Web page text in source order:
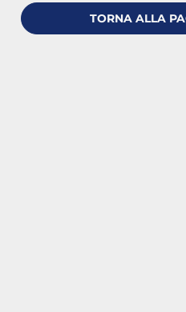
TORNA ALLA